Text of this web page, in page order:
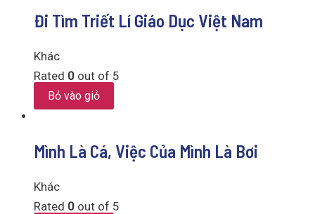
Đi Tìm Triết Lí Giáo Dục Việt Nam
Khác
Rated 0 out of 5
Bỏ vào giỏ
Mình Là Cá, Việc Của Mình Là Bơi
Khác
Rated 0 out of 5